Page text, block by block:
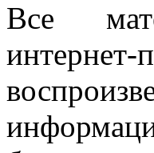
Все